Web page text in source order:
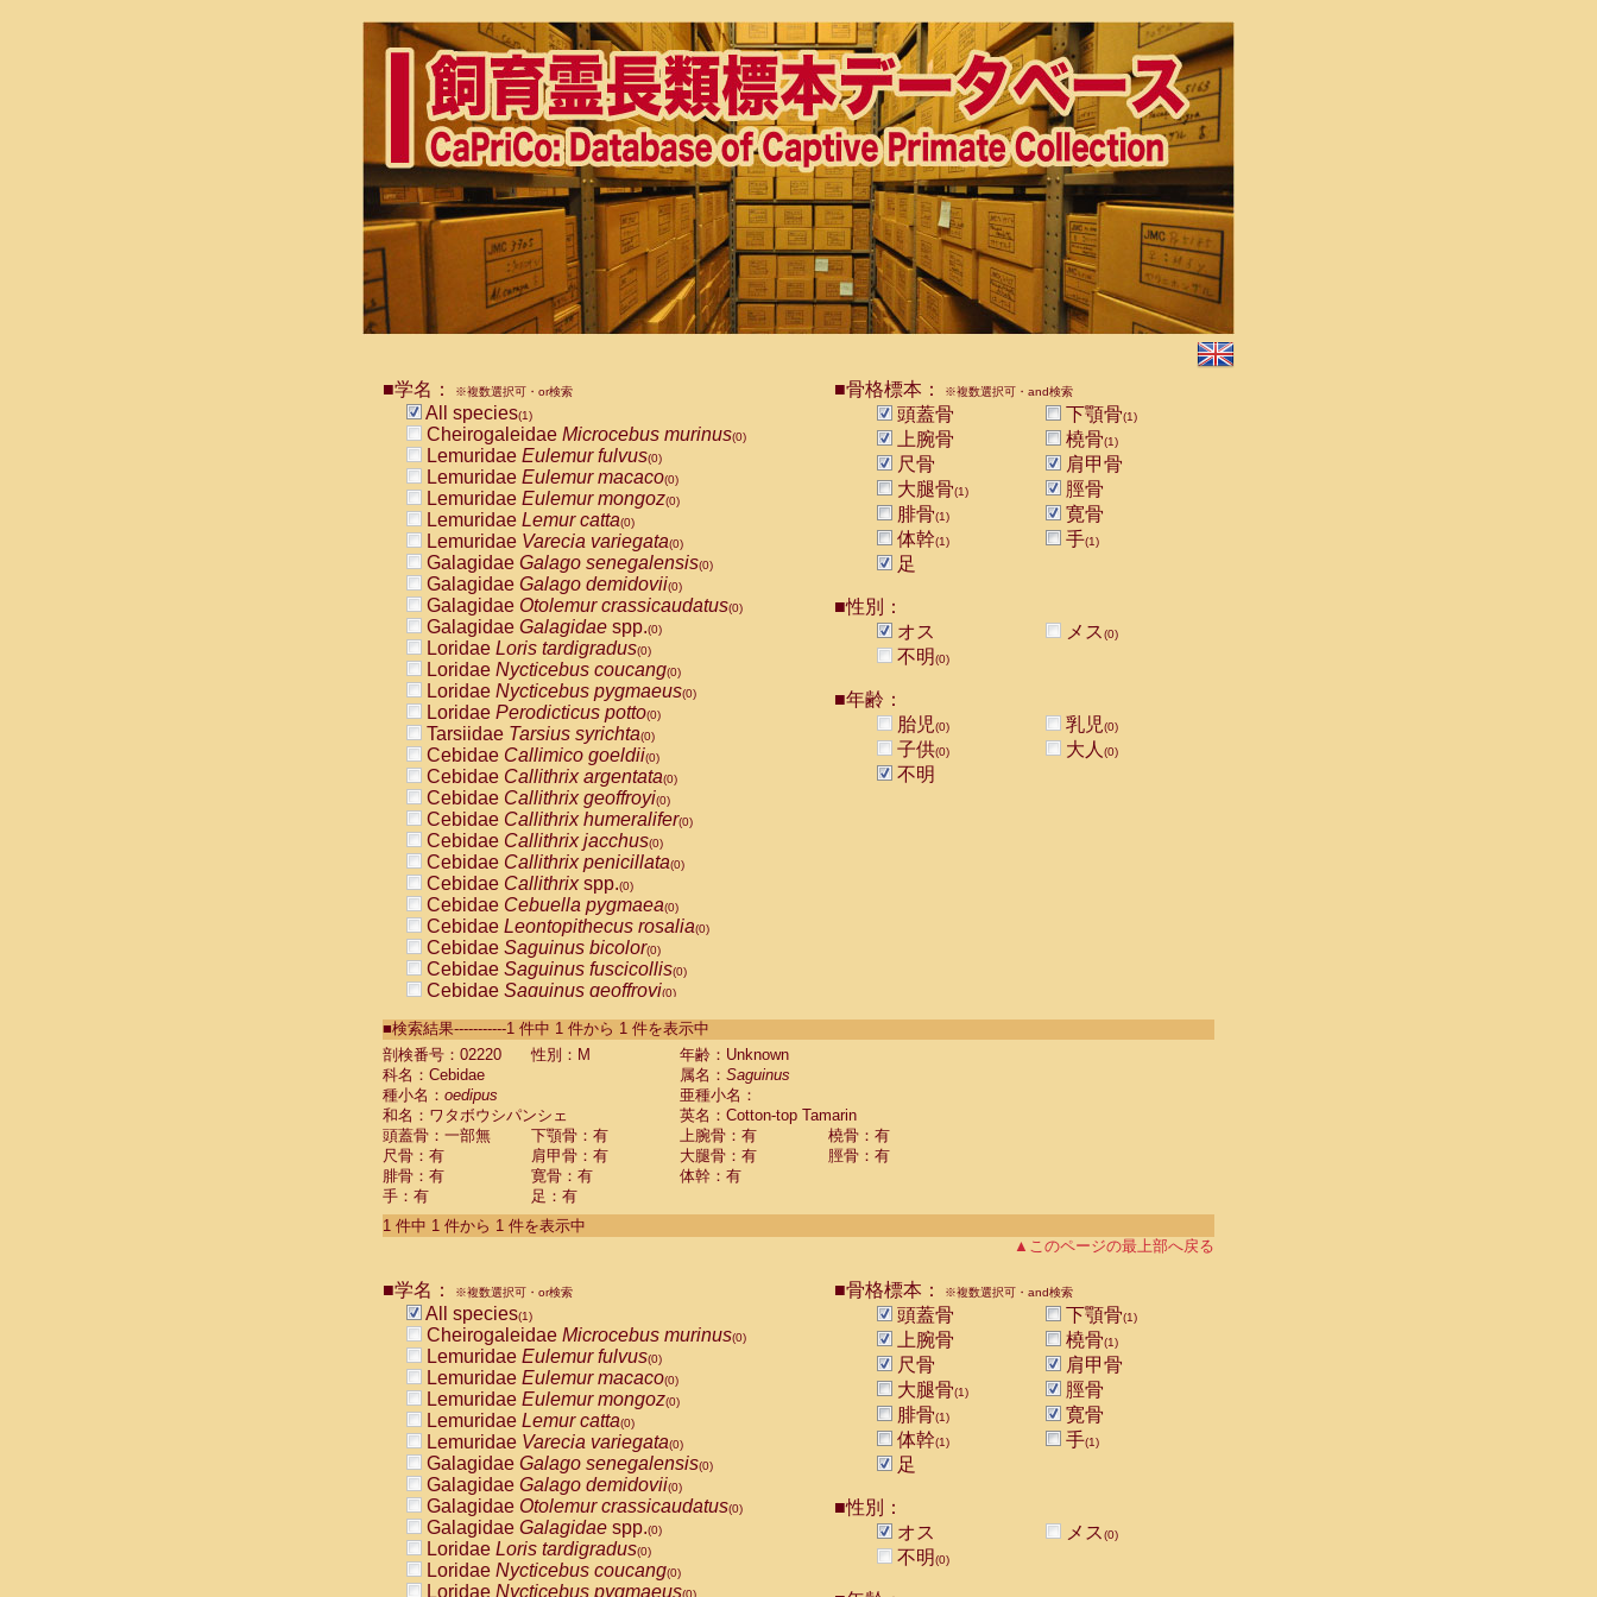
■学名： ※複数選択可・or検索
All species(1)
Cheirogaleidae Microcebus murinus(0)
Lemuridae Eulemur fulvus(0)
Lemuridae Eulemur macaco(0)
Lemuridae Eulemur mongoz(0)
Lemuridae Lemur catta(0)
Lemuridae Varecia variegata(0)
Galagidae Galago senegalensis(0)
Galagidae Galago demidovii(0)
Galagidae Otolemur crassicaudatus(0)
Galagidae Galagidae spp.(0)
Loridae Loris tardigradus(0)
Loridae Nycticebus coucang(0)
Loridae Nycticebus pygmaeus(0)
Loridae Perodicticus potto(0)
Tarsiidae Tarsius syrichta(0)
Cebidae Callimico goeldii(0)
Cebidae Callithrix argentata(0)
Cebidae Callithrix geoffroyi(0)
Cebidae Callithrix humeralifer(0)
Cebidae Callithrix jacchus(0)
Cebidae Callithrix penicillata(0)
Cebidae Callithrixspp.(0)
Cebidae Cebuella pygmaea(0)
Cebidae Leontopithecus rosalia(0)
Cebidae Saguinus bicolor(0)
Cebidae Saguinus fuscicollis(0)
Cebidae Saguinus geoffroyi(0)
CebidaeSaguinus labiatus(0)
Cebidae Saguinus leucopus (0)
Cebidae
Cebidae
CebidaeSaguinus nigricollis (0)
Cebidae Saguinus oedipus
Cebidae Saguinus weddelli
Cebidae Saguinusspp.
Cebidae Aotus trivirgatus
Cebidae Cebus albifrons
CebidaeCebus nigrivittatus
CebidaeCebus
CebidaeSaimiri boliviensis(0)
CebidaeSaimiri sciureus(0)
AtelidaeAlouatta caraya(0)
AtelidaeAlouatta fusca(0)
AtelidaeAlouatta seniculus
AtelidaeAlouattaspp.(0)
AtelidaeAteles belzebuth(0)
AtelidaeAteles geoffroyi(0)
AtelidaeAteles paniscus(0)
AtelidaeAtelesspp.(0)
Atelidae Lagothrix lagothricha
AtelidaeLagothrix lagothricha cana
PitheciidaeCacajao calvus rubicundus
■骨格標本： ※複数選択可・and検索
頭蓋骨 下顎骨(1)
上腕骨 橈骨(1)
尺骨
肩甲骨
大腿骨(1)
脛骨
腓骨(1)
寛骨
体幹(1) 手(1)
足
■性別：
オス
メス(0)
不明(0)
■年齢：
胎児(0) 乳児(0)
子供(0) 大人 (0)
不明
■検索結果-----------1 件中 1 件から 1 件を表示中
剖検番号：02220
性別：M
年齢：Unknown
科名：Cebidae
属名： Saguinus
種小名： oedipus
亜種小名：
和名：ワタボウシパンシェ
英名：Cotton-top Tamarin
頭蓋骨：一部無
下顎骨：有 上腕骨：有
橈骨：有
尺骨：有
肩甲骨：有 大腿骨：有
脛骨：有
腓骨：有
寛骨：有
体幹：有
手：有
足：有
1 件中 1 件から 1 件を表示中
▲このページの最上部へ戻る
■学名： ※複数選択可・or検索
All species(1)
Cheirogaleidae Microcebus murinus(0)
Lemuridae Eulemur fulvus(0)
Lemuridae Eulemur macaco(0)
Lemuridae Eulemur mongoz(0)
Lemuridae Lemur catta(0)
Lemuridae Varecia variegata(0)
Galagidae Galago senegalensis(0)
Galagidae Galago demidovii(0)
Galagidae Otolemur crassicaudatus(0)
Galagidae Galagidae spp.(0)
Loridae Loris tardigradus(0)
Loridae Nycticebus coucang(0)
Loridae Nycticebus pygmaeus(0)
■骨格標本： ※複数選択可・and検索
頭蓋骨 下顎骨(1)
上腕骨 橈骨(1)
尺骨
肩甲骨
大腿骨(1)
脛骨
腓骨(1)
寛骨
体幹(1) 手(1)
足
■性別：
オス
メス(0)
不明(0)